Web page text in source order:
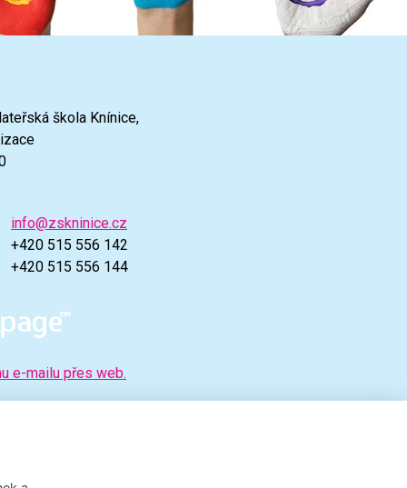
škola Knínice,
info@zskninice.cz
+420 515 556 142
+420 515 556 144
e-mailu přes web.